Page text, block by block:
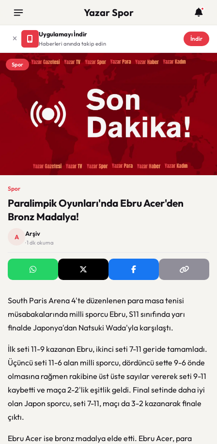
Yazar Spor
Uygulamayı İndir
Haberleri anında takip edin
İndir
Spor
Spor
Paralimpik Oyunları'nda Ebru Acer'den
Bronz Madalya!
A Arşiv
· 1 dk okuma
South Paris Arena 4'te düzenlenen para masa tenisi
müsabakalarında milli sporcu Ebru, S11 sınıfında yarı
finalde Japonya'dan Natsuki Wada'yla karşılaştı.
İlk seti 11-9 kazanan Ebru, ikinci seti 7-11 geride tamamladı.
Üçüncü seti 11-6 alan milli sporcu, dördüncü sette 9-6 önde
olmasına rağmen rakibine üst üste sayılar vererek seti 9-11
kaybetti ve maça 2-2'lik eşitlik geldi. Final setinde daha iyi
olan Japon sporcu, seti 7-11, maçı da 3-2 kazanarak finale
çıktı.
Ebru Acer ise bronz madalya elde etti. Ebru Acer, para